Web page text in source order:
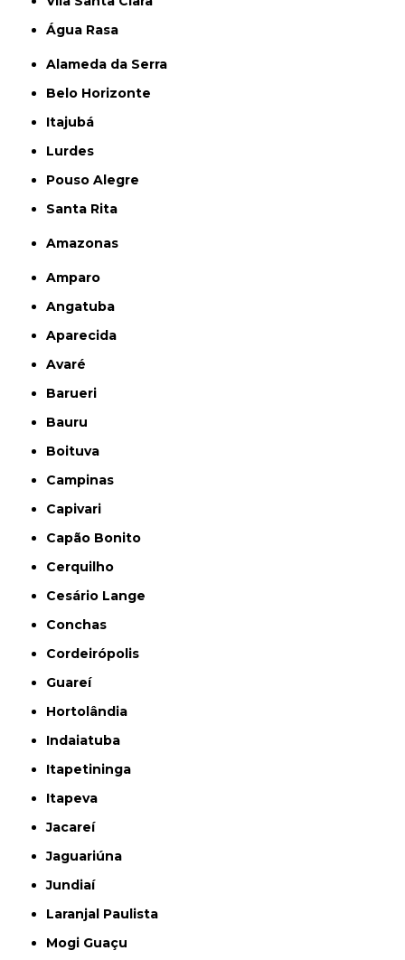
Água Rasa
Alameda da Serra
Belo Horizonte
Itajubá
Lurdes
Pouso Alegre
Santa Rita
Amazonas
Amparo
Angatuba
Aparecida
Avaré
Barueri
Bauru
Boituva
Campinas
Capivari
Capão Bonito
Cerquilho
Cesário Lange
Conchas
Cordeirópolis
Guareí
Hortolândia
Indaiatuba
Itapetininga
Itapeva
Jacareí
Jaguariúna
Jundiaí
Laranjal Paulista
Mogi Guaçu